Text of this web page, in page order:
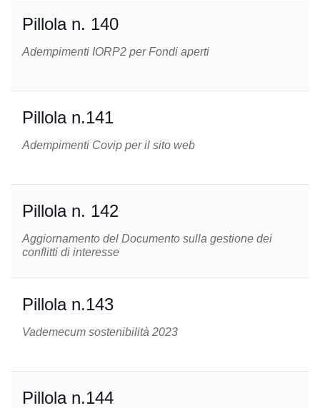
Pillola n. 140
Adempimenti IORP2 per Fondi aperti
Pillola n.141
Adempimenti Covip per il sito web
Pillola n. 142
Aggiornamento del Documento sulla gestione dei
conflitti di interesse
Pillola n.143
Vademecum sostenibilità 2023
Pillola n.144